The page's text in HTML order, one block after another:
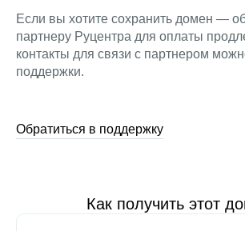
Если вы хотите сохранить домен —
партнеру Руцентра для оплаты
контакты для связи с партнером
поддержки.
Обратиться в поддержку
Как получить этот